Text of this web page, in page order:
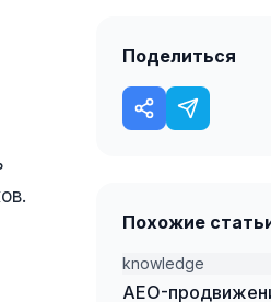
Поделиться
Похожие
knowledge
AEO-